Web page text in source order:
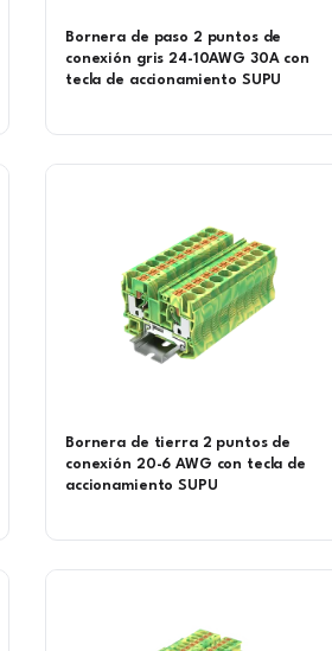
Bornera de paso 2 puntos de
conexión gris 24-10AWG 30A con
tecla de accionamiento SUPU
Bornera de tierra 2 puntos de
conexión 20-6 AWG con tecla de
accionamiento SUPU